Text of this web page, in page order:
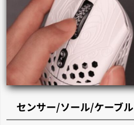
センサー/ソール/ケーブル